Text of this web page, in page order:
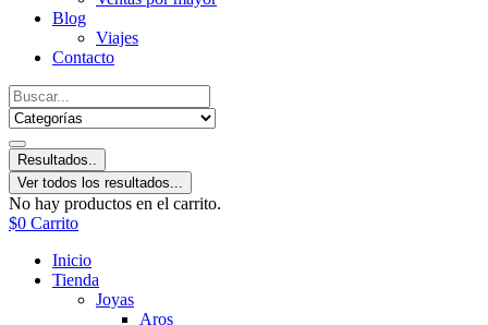
Blog
Viajes
Contacto
Resultados..
Ver todos los resultados...
No hay productos en el carrito.
$0 Carrito
Inicio
Tienda
Joyas
Aros